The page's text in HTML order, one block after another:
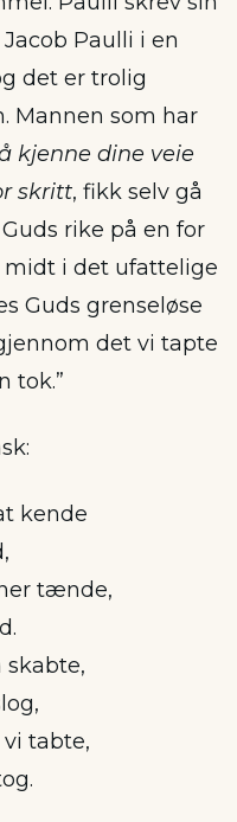
Paulli i en
det er trolig
Mannen som har
kjenne dine veie
skritt, fikk selv gå
rike på en for
midt i det ufattelige
Guds grenseløse
det vi tapte
tok.”
kende
tænde,
skabte,
tabte,